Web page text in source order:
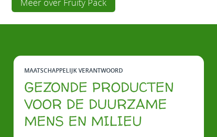
Meer over Fruity Pack
MAATSCHAPPELIJK VERANTWOORD
GEZONDE PRODUCTEN
VOOR DE DUURZAME
MENS EN MILIEU